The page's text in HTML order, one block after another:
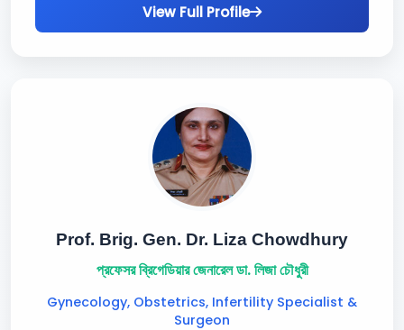
View Full Profile
Prof. Brig. Gen. Dr. Liza Chowdhury
প্রফেসর ব্রিগেডিয়ার জেনারেল ডা. লিজা চৌধুরী
Gynecology, Obstetrics, Infertility Specialist &
Surgeon